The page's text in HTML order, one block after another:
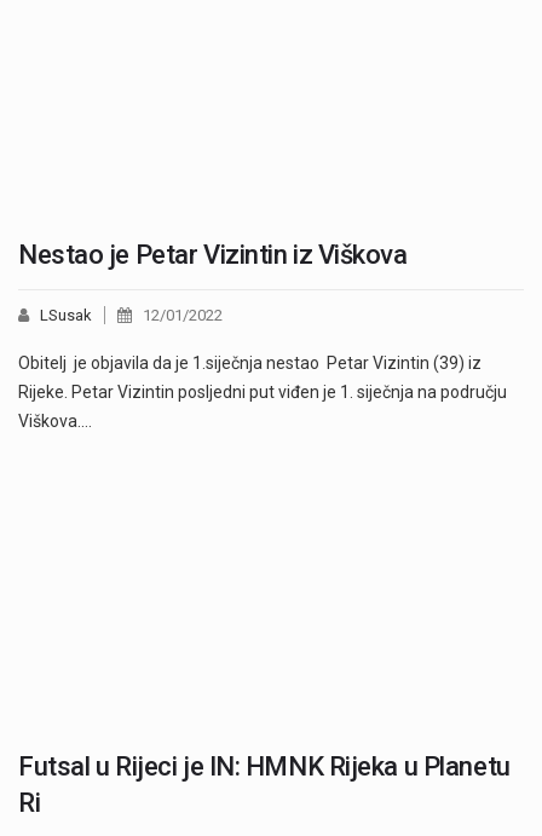
Nestao je Petar Vizintin iz Viškova
LSusak 12/01/2022
Obitelj je objavila da je 1.siječnja nestao Petar Vizintin (39) iz
Rijeke. Petar Vizintin posljedni put viđen je 1. siječnja na području
Viškova.…
Futsal u Rijeci je IN: HMNK Rijeka u Planetu
Ri